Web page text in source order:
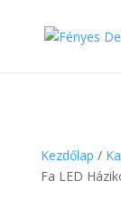
Kezdőlap /
Fa LED